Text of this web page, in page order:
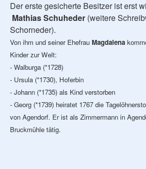
Der erste gesicherte Besitzer ist erst
Mathias Schuheder (weitere
Schorneder).
Von ihm und seiner Ehefrau Magdalena
Kinder zur Welt:
- Walburga (*1728)
- Ursula (*1730), Hoferbin
- Johann (*1735) als Kind verstorben
- Georg (*1739) heiratet 1767 die
von Agendorf. Er ist als Zimmermann in
Bruckmühle tätig.